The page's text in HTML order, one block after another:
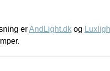
erAndLight.dk og